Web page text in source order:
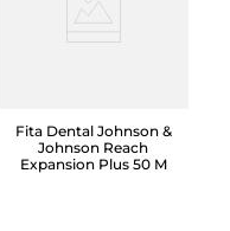
Fita Dental Johnson &
Johnson Reach
Expansion Plus 50 M